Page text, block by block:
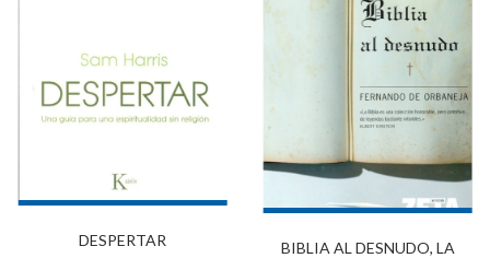
DESPERTAR BIBLIA AL DESNUDO, LA